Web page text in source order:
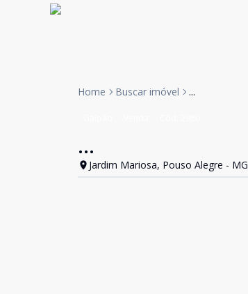
Home Buscar imóvel ...
...
Jardim Mariosa, Pouso Alegre - MG